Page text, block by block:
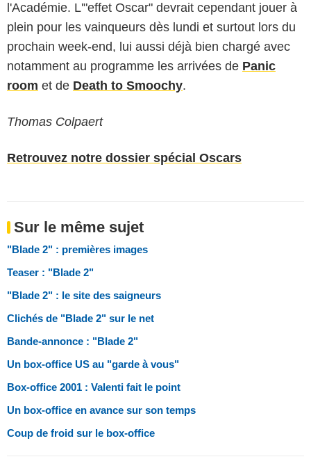
l'Académie. L'"effet Oscar" devrait cependant jouer à
plein pour les vainqueurs dès lundi et surtout lors du
prochain week-end, lui aussi déjà bien chargé avec
notamment au programme les arrivées de Panic
room et de Death to Smoochy.
Thomas Colpaert
Retrouvez notre dossier spécial Oscars
Sur le même sujet
"Blade 2" : premières images
Teaser : "Blade 2"
"Blade 2" : le site des saigneurs
Clichés de "Blade 2" sur le net
Bande-annonce : "Blade 2"
Un box-office US au "garde à vous"
Box-office 2001 : Valenti fait le point
Un box-office en avance sur son temps
Coup de froid sur le box-office